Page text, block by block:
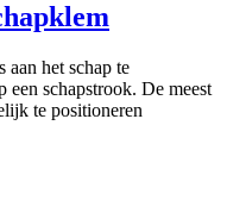
aan het schap te
een schapstrook. De meest
te positioneren